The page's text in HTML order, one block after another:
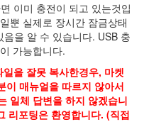
이미 충전이 되고 있는것입
뿐 실제로 장시간 잠금상태
을 알 수 있습니다. USB 충
가능합니다.
을 잘못 복사한경우, 마켓
이 매뉴얼을 따르지 않아서
일체 답변을 하지 않겠습니
리포팅은 환영합니다. (직접